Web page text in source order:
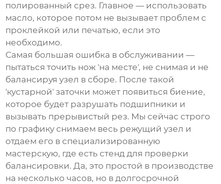
полированный срез. Главное — использовать
масло, которое потом не вызывает проблем с
проклейкой или печатью, если это
необходимо.
Самая большая ошибка в обслуживании —
пытаться точить нож 'на месте', не снимая и не
балансируя узел в сборе. После такой
'кустарной' заточки может появиться биение,
которое будет разрушать подшипники и
вызывать прерывистый рез. Мы сейчас строго
по графику снимаем весь режущий узел и
отдаем его в специализированную
мастерскую, где есть стенд для проверки
балансировки. Да, это простой в производстве
на несколько часов, но в долгосрочной